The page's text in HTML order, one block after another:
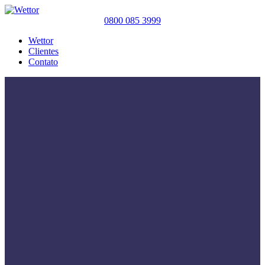
0800 085 3999
Wettor
Clientes
Contato